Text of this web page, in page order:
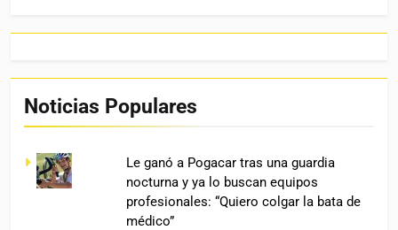
Noticias Populares
Le ganó a Pogacar tras una guardia
nocturna y ya lo buscan equipos
profesionales: “Quiero colgar la bata de
médico”